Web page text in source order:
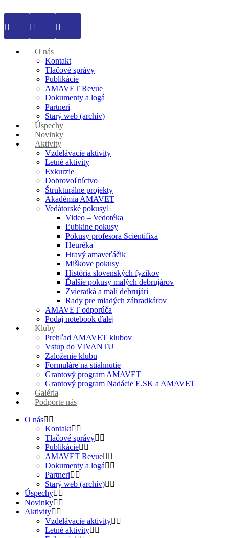
O nás
Kontakt
Tlačové správy
Publikácie
AMAVET Revue
Dokumenty a logá
Partneri
Starý web (archív)
Úspechy
Novinky
Aktivity
Vzdelávacie aktivity
Letné aktivity
Exkurzie
Dobrovoľníctvo
Štrukturálne projekty
Akadémia AMAVET
Vedátorské pokusy
Video – Vedotéka
Ľubkine pokusy
Pokusy profesora Scientifixa
Heuréka
Hravý amaveťáčik
Miškove pokusy
História slovenských fyzikov
Ďalšie pokusy malých debrujárov
Zvieratká a malí debrujári
Rady pre mladých záhradkárov
AMAVET odporúča
Podaj notebook ďalej
Kluby
Prehľad AMAVET klubov
Vstup do VIVANTU
Založenie klubu
Formuláre na stiahnutie
Grantový program AMAVET
Grantový program Nadácie E.SK a AMAVET
Galéria
Podporte nás
O nás
Kontakt
Tlačové správy
Publikácie
AMAVET Revue
Dokumenty a logá
Partneri
Starý web (archív)
Úspechy
Novinky
Aktivity
Vzdelávacie aktivity
Letné aktivity